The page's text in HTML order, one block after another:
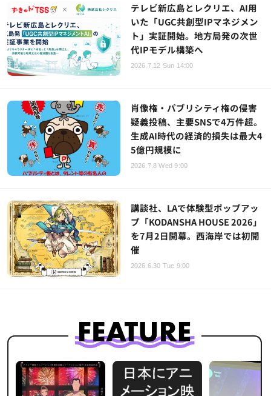
テレビ新広島とレクリエ、AI用
いた「UGC共創型IPマネジメン
ト」実証開始。地方局発の次世
代IPモデル構築へ
2026.7.12 Sun 14:00
肖像権・パブリシティ権の侵害
疑義投稿、主要SNSで4万件超。
生成AI時代の経済的損失は最大4
5億円規模に
2026.7.8 Wed 9:00
講談社、LAで体験型ポップアッ
プ「KODANSHA HOUSE 2026」
を7月2日開幕。西海岸では初開
催
2026.6.30 Tue 9:00